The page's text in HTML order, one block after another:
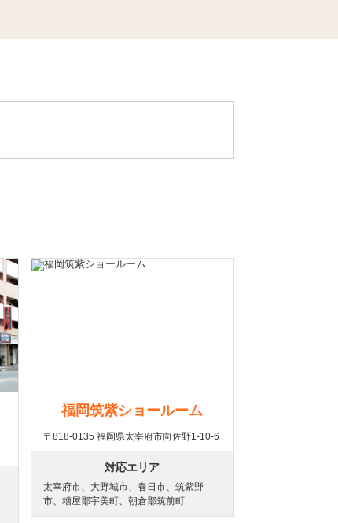
福岡筑紫ショールーム
〒818-0135 福岡県太宰府市向佐野1-10-6
対応エリア
太宰府市、大野城市、春日市、筑紫野
市、糟屋郡宇美町、朝倉郡筑前町